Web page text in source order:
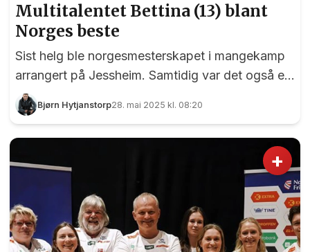
Multitalentet Bettina (13) blant
Norges beste
Sist helg ble norgesmesterskapet i mangekamp
arrangert på Jessheim. Samtidig var det også et
ungdomsmesterskap for utøvere i alderen 15 til
17 år, samt et nasjonalt mangekampstevne for
på herresiden, Markus Rooth og Sander Aae
Skotheim, deltok, men det ble likevel prestert
stor idrett på regnfulle og forblåste Jessheim
friidrettsstadion. 13 år gamle Bettina Berg
Julsrud fra Råholt er av landets beste i
Bjørn Hytjanstorp28. mai 2025 kl. 08:20
+